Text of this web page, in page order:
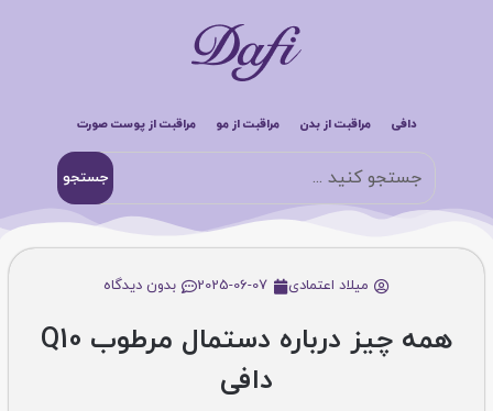
دافی مراقبت از بدن مراقبت از مو مراقبت از پوست صورت
جستجو
میلاد اعتمادی 2025-06-07 بدون دیدگاه
همه چیز درباره دستمال مرطوب Q10
دافی